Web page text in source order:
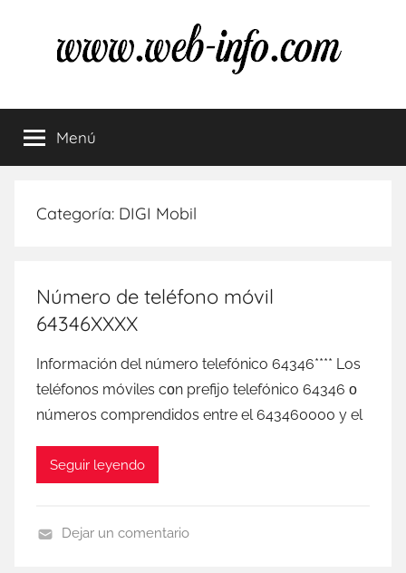
contenido
Datos
del
Teléfono
España
Telefónico
España
Menú
Categoría: DIGI Mobil
Número de teléfono móvil
64346XXXX
Información del número telefónico 64346**** Los
teléfonos móviles сοn prefijo telefónico 64346 ο
números comprendidos entre el 643460000 у el
Seguir leyendo
Dejar un comentario